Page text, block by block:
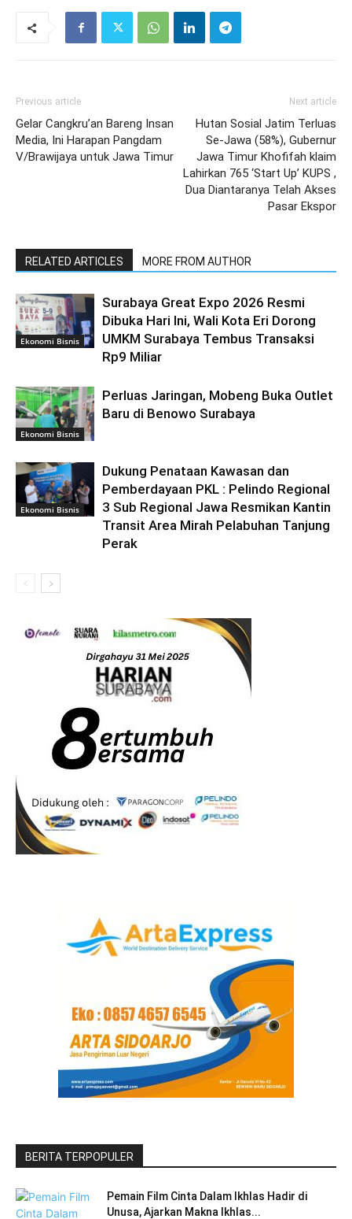
Previous article
Gelar Cangkru’an Bareng Insan
Media, Ini Harapan Pangdam
V/Brawijaya untuk Jawa Timur
Next article
Hutan Sosial Jatim Terluas
Se-Jawa (58%), Gubernur
Jawa Timur Khofifah klaim
Lahirkan 765 ‘Start Up’ KUPS ,
Dua Diantaranya Telah Akses
Pasar Ekspor
RELATED ARTICLES MORE FROM AUTHOR
Ekonomi Bisnis
Surabaya Great Expo 2026 Resmi
Dibuka Hari Ini, Wali Kota Eri Dorong
UMKM Surabaya Tembus Transaksi
Rp9 Miliar
Ekonomi Bisnis
Perluas Jaringan, Mobeng Buka Outlet
Baru di Benowo Surabaya
Ekonomi Bisnis
Dukung Penataan Kawasan dan
Pemberdayaan PKL : Pelindo Regional
3 Sub Regional Jawa Resmikan Kantin
Transit Area Mirah Pelabuhan Tanjung
Perak
BERITA TERPOPULER
Pemain Film Cinta Dalam Ikhlas Hadir di
Unusa, Ajarkan Makna Ikhlas...